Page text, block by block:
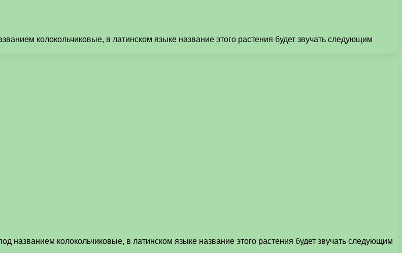
колокольчиковые, в латинском языке название этого растения будет звучать следующим
названием колокольчиковые, в латинском языке название этого растения будет звучать следующим